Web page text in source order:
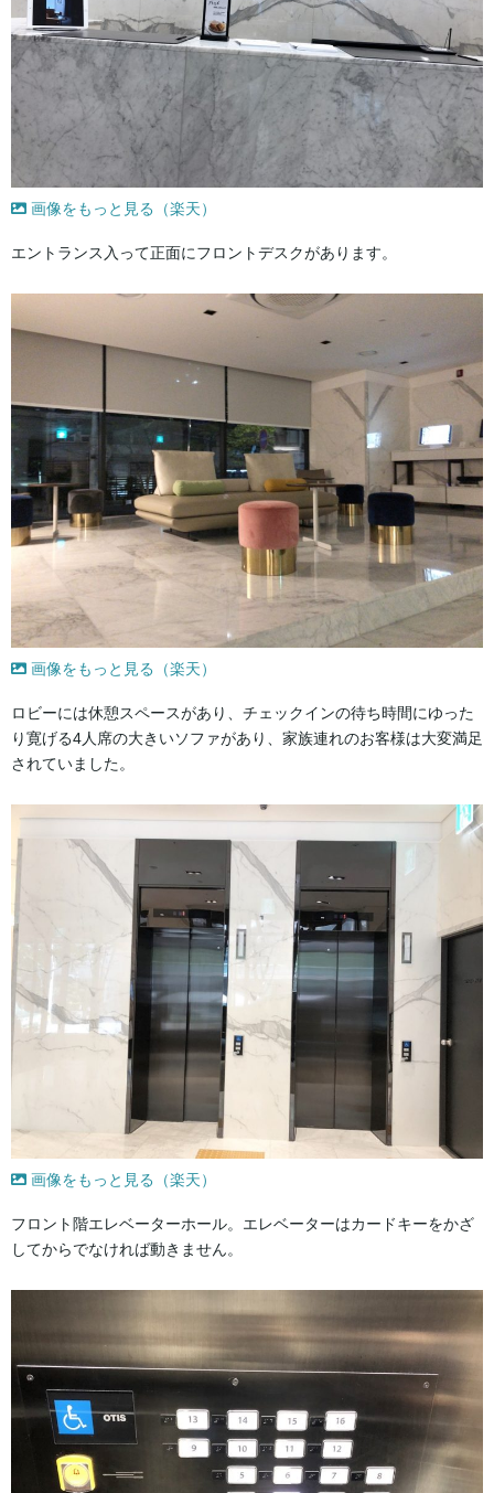
画像をもっと見る（楽天）
エントランス入って正面にフロントデスクがあります。
画像をもっと見る（楽天）
ロビーには休憩スペースがあり、チェックインの待ち時間にゆった
り寛げる4人席の大きいソファがあり、家族連れのお客様は大変満足
されていました。
画像をもっと見る（楽天）
フロント階エレベーターホール。エレベーターはカードキーをかざ
してからでなければ動きません。